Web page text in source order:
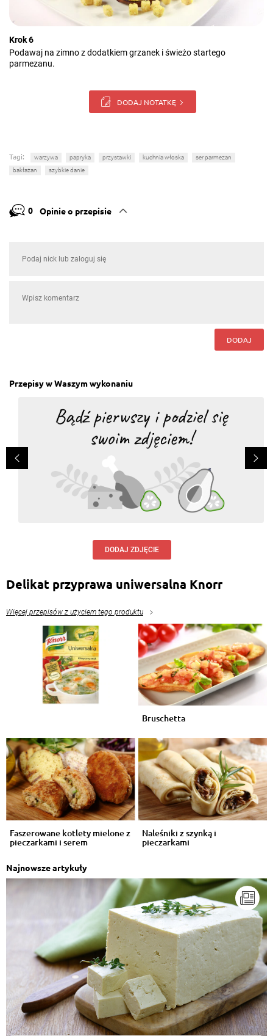
Krok 6
Podawaj na zimno z dodatkiem grzanek i świeżo startego
parmezanu.
DODAJ NOTATKĘ
Tagi: warzywa papryka przystawki kuchnia włoska
ser parmezan
bakłażan
szybkie danie
0 Opinie o przepisie
DODAJ
Przepisy w Waszym wykonaniu
DODAJ ZDJĘCIE
Delikat przyprawa uniwersalna Knorr
Więcej przepisów z użyciem tego produktu
Bruschetta
Faszerowane kotlety mielone z
pieczarkami i serem
Naleśniki z szynką i
pieczarkami
Najnowsze artykuły